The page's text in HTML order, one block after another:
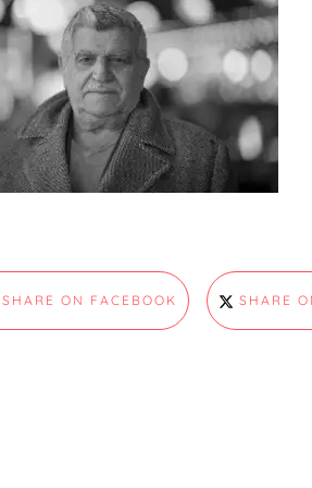
SHARE ON FACEBOOK SHARE